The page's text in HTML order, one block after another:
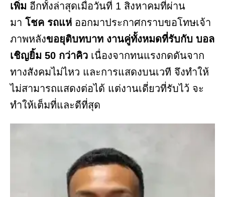
เพิ่ม อีกทั้งล่าสุดเมื่อวันที่ 1 สิงหาคมที่ผ่าน
มา โชค รถแห่ ออกมาประกาศกราบขอโทษเจ้า
ภาพหลังขอยุติบทบาท งานคู่ทั้งหมดที่รับกับ บอล
เชิญยิ้ม 50 กว่าคิว เนื่องจากทนแรงกดดันจาก
ทางสังคมไม่ไหว และการแสดงบนเวที จึงทำให้
ไม่สามารถแสดงต่อได้ แต่งานเดี่ยวที่รับไว้ จะ
ทำให้เต็มที่และดีที่สุด